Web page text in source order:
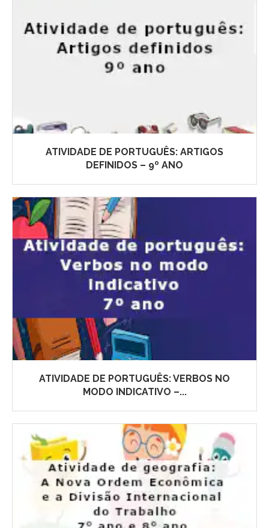
ATIVIDADE DE PORTUGUÊS: ARTIGOS
DEFINIDOS – 9º ANO
ATIVIDADE DE PORTUGUÊS: VERBOS NO
MODO INDICATIVO –...